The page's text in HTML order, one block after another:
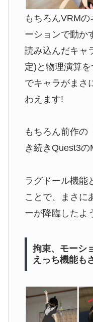
もちろんVRM
ーションで動か
読み込んだキャ
定)と物理演算を
でキャラがまさ
わえます!
もちろん前作の
き続きQuest3
ラグドール機能
ことで、まさに
ーが降臨したよ
拘束、モーシ
えっち機能も